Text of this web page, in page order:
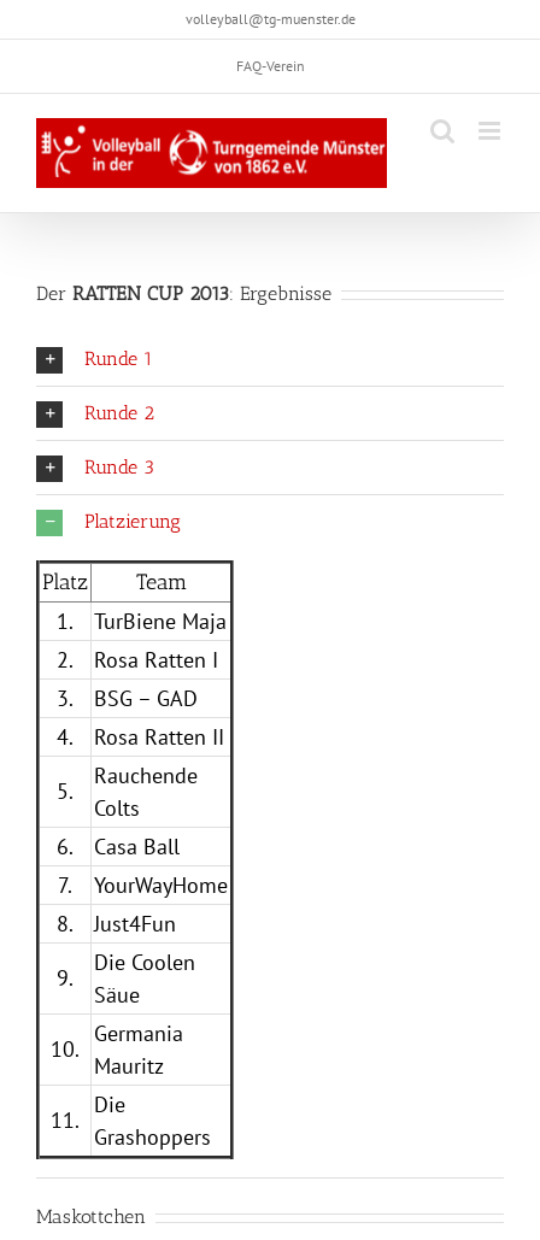
to
volleyball@tg-muenster.de
FAQ-Verein
Der RATTEN CUP 2013: Ergebnisse
Runde 1
Runde 2
Runde 3
Platzierung
Platz Team
1.
TurBiene Maja
2.
Rosa Ratten I
3.
BSG – GAD
4.
Rosa Ratten II
5.
Rauchende
Colts
6.
Casa Ball
7.
YourWayHome
8.
Just4Fun
9.
Die Coolen
Säue
10.
Germania
Mauritz
11.
Die
Grashoppers
Maskottchen